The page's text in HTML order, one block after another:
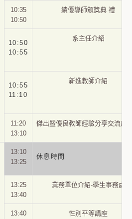
10:35
10:50
績優導師頒獎典 禮
10:50
10:55
系主任介紹
10:55
11:10
新進教師介紹
11:20
13:10
傑出暨優良教師經驗分享交流座
13:10
13:25
休息時間
13:25
13:40
業務單位介紹-學生事務處
13:40
性別平等講座